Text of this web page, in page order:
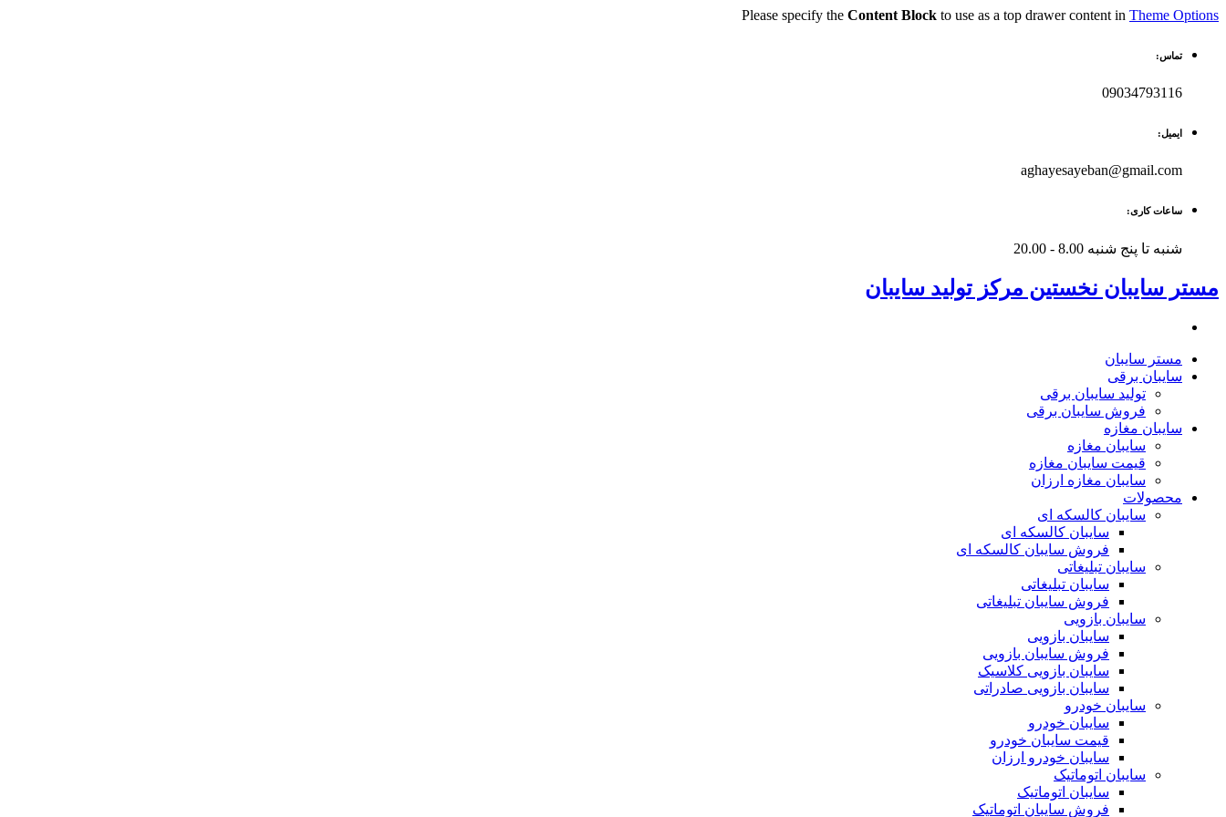
Please specify the Content Block to use as a top drawer content in Theme Options
تماس:
09034793116
ایمیل:
aghayesayeban@gmail.com
ساعات کاری:
شنبه تا پنج شنبه 8.00 - 20.00
مستر سایبان نخستین مرکز تولید سایبان
مستر سایبان
سایبان برقی
تولید سایبان برقی
فروش سایبان برقی
سایبان مغازه
سایبان مغازه
قیمت سایبان مغازه
سایبان مغازه ارزان
محصولات
سایبان کالسکه ای
سایبان کالسکه ای
فروش سایبان کالسکه ای
سایبان تبلیغاتی
سایبان تبلیغاتی
فروش سایبان تبلیغاتی
سایبان بازویی
سایبان بازویی
فروش سایبان بازویی
سایبان بازویی کلاسیک
سایبان بازویی صادراتی
سایبان خودرو
سایبان خودرو
قیمت سایبان خودرو
سایبان خودرو ارزان
سایبان اتوماتیک
سایبان اتوماتیک
فروش سایبان اتوماتیک